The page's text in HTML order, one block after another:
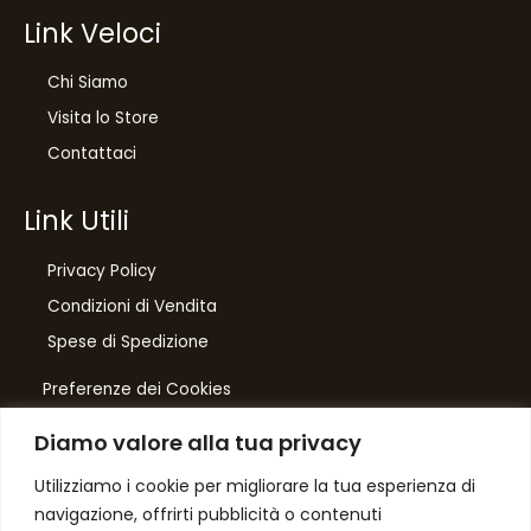
Diamo valore alla tua privacy
Utilizziamo i cookie per migliorare la tua esperienza di
navigazione, offrirti pubblicità o contenuti
Link Veloci
Chi Siamo
Visita lo Store
Contattaci
Link Utili
Privacy Policy
Condizioni di Vendita
Spese di Spedizione
Preferenze dei Cookies
Number One
di Domenico Toccacieli
Via G. Mazzini 5/C